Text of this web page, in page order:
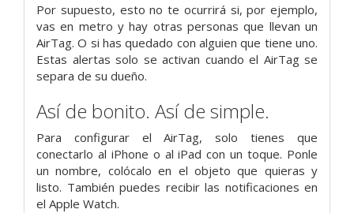
Por supuesto, esto no te ocurrirá si, por ejemplo,
vas en metro y hay otras personas que llevan un
AirTag. O si has quedado con alguien que tiene uno.
Estas alertas solo se activan cuando el AirTag se
separa de su dueño.
Así de bonito. Así de simple.
Para configurar el AirTag, solo tienes que
conectarlo al iPhone o al iPad con un toque. Ponle
un nombre, colócalo en el objeto que quieras y
listo. También puedes recibir las notificaciones en
el Apple Watch.